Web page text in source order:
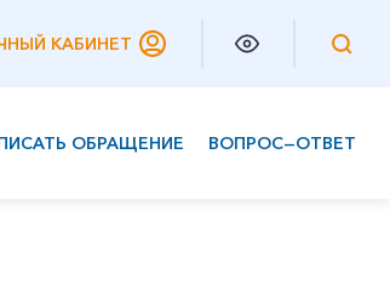
КАБИНЕТ
ОБРАЩЕНИЕ ВОПРОС—ОТВЕТ